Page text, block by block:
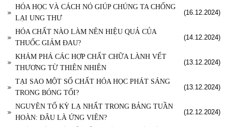
HÓA HỌC VÀ CÁCH NÓ GIÚP CHÚNG TA CHỐNG
LẠI UNG THƯ
(16.12.2024)
HÓA CHẤT NÀO LÀM NÊN HIỆU QUẢ CỦA
THUỐC GIẢM ĐAU?
(14.12.2024)
KHÁM PHÁ CÁC HỢP CHẤT CHỮA LÀNH VẾT
THƯƠNG TỪ THIÊN NHIÊN
(13.12.2024)
TẠI SAO MỘT SỐ CHẤT HÓA HỌC PHÁT SÁNG
TRONG BÓNG TỐI?
(13.12.2024)
NGUYÊN TỐ KỲ LẠ NHẤT TRONG BẢNG TUẦN
HOÀN: ĐÂU LÀ ỨNG VIÊN?
(12.12.2024)